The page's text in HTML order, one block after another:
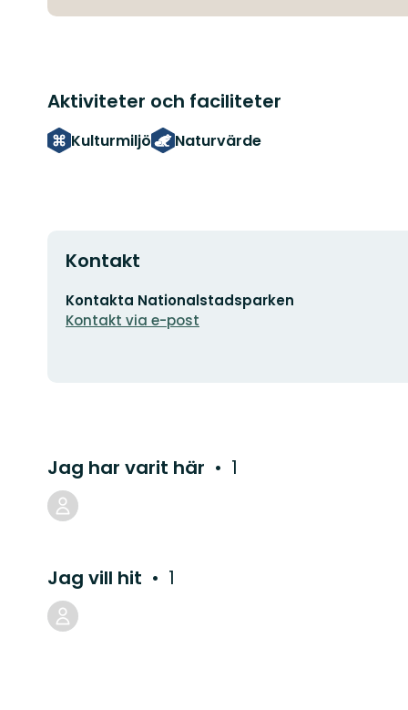
Aktiviteter och faciliteter
Kulturmiljö Naturvärde
Kontakt
E-
postadress
Kontakta Nationalstadsparken
Kontakt via e-post
Jag har varit här 1
Jag vill hit 1